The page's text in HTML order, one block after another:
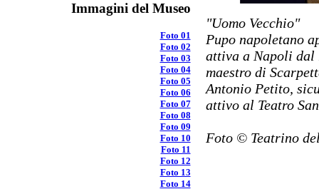
Immagini del Museo
Foto 01
Foto 02
Foto 03
Foto 04
Foto 05
Foto 06
Foto 07
Foto 08
Foto 09
Foto 10
Foto 11
Foto 12
Foto 13
Foto 14
"Uomo Vecchio"
Pupo napoletano
attiva a Napoli dal
maestro di
Antonio Petito,
attivo al Teatro
Foto © Teatrino